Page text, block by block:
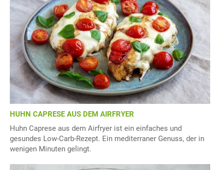
HUHN CAPRESE AUS DEM AIRFRYER
Huhn Caprese aus dem Airfryer ist ein einfaches und
gesundes Low-Carb-Rezept. Ein mediterraner Genuss, der in
wenigen Minuten gelingt.